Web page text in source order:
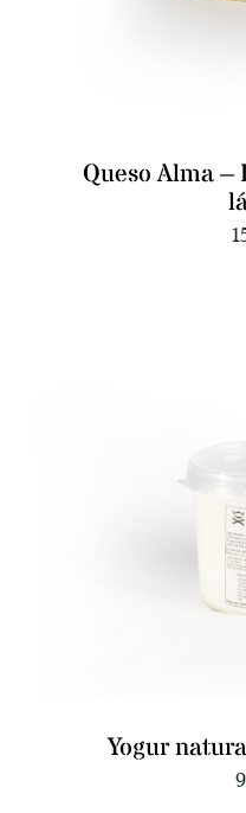
Queso Alma –
Yogur